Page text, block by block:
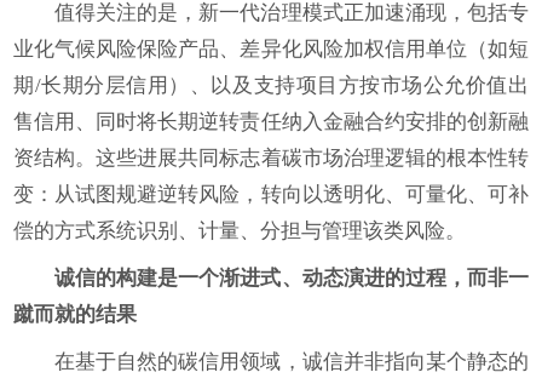
值得关注的是，新一代治理模式正加速涌现，包括专
业化气候风险保险产品、差异化风险加权信用单位（如短
期/长期分层信用）、以及支持项目方按市场公允价值出
售信用、同时将长期逆转责任纳入金融合约安排的创新融
资结构。这些进展共同标志着碳市场治理逻辑的根本性转
变：从试图规避逆转风险，转向以透明化、可量化、可补
偿的方式系统识别、计量、分担与管理该类风险。
诚信的构建是一个渐进式、动态演进的过程，而非一
蹴而就的结果
在基于自然的碳信用领域，诚信并非指向某个静态的